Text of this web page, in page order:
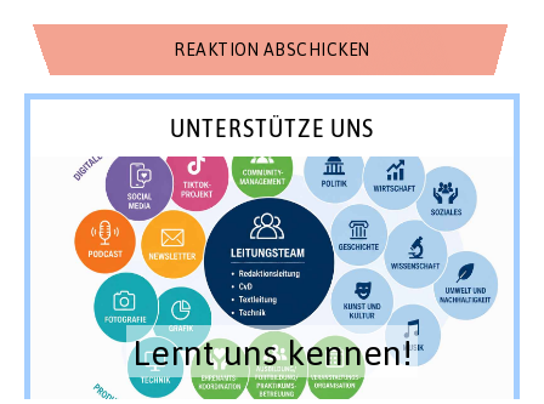
UNTERSTÜTZE UNS
Lernt uns kennen!